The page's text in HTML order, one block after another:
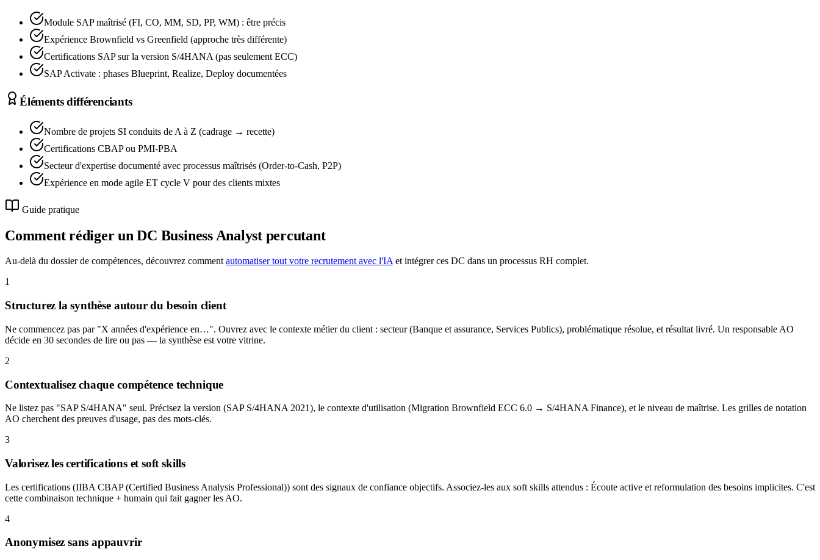
Module SAP maîtrisé (FI, CO, MM, SD, PP, WM) : être précis
Expérience Brownfield vs Greenfield (approche très différente)
Certifications SAP sur la version S/4HANA (pas seulement ECC)
SAP Activate : phases Blueprint, Realize, Deploy documentées
Éléments différenciants
Nombre de projets SI conduits de A à Z (cadrage → recette)
Certifications CBAP ou PMI-PBA
Secteur d'expertise documenté avec processus maîtrisés (Order-to-Cash, P2P)
Expérience en mode agile ET cycle V pour des clients mixtes
Guide pratique
Comment rédiger un DC Business Analystpercutant
Au-delà du dossier de compétences, découvrez comment automatiser tout votre recrutement avec l'IA et intégrer ces DC dans un processus RH complet.
1
Structurez la synthèse autour du besoin client
Ne commencez pas par "X années d'expérience en…". Ouvrez avec le contexte métier du client : secteur (Banque et assurance, Services Publics), problématique résolue, et résultat livré. Un responsable AO
décide en 30 secondes de lire ou pas — la synthèse est votre vitrine.
2
Contextualisez chaque compétence technique
Ne listez pas "SAP S/4HANA" seul. Précisez la version (SAP S/4HANA 2021), le contexte d'utilisation (Migration Brownfield ECC 6.0 → S/4HANA Finance), et le niveau de maîtrise. Les grilles de notation
AO cherchent des preuves d'usage, pas des mots-clés.
3
Valorisez les certifications et soft skills
Les certifications (IIBA CBAP (Certified Business Analysis Professional)) sont des signaux de confiance objectifs. Associez-les aux soft skills attendus : Écoute active et reformulation des besoins implicites. C'est
cette combinaison technique + humain qui fait gagner les AO.
4
Anonymisez sans appauvrir